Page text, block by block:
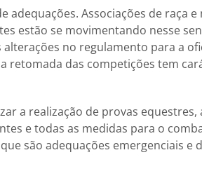
adequações. Associações de raça
estão se movimentando nesse
no regulamento para a
retomada das competições tem
a realização de provas equestres,
e todas as medidas para o
são adequações emergenciais